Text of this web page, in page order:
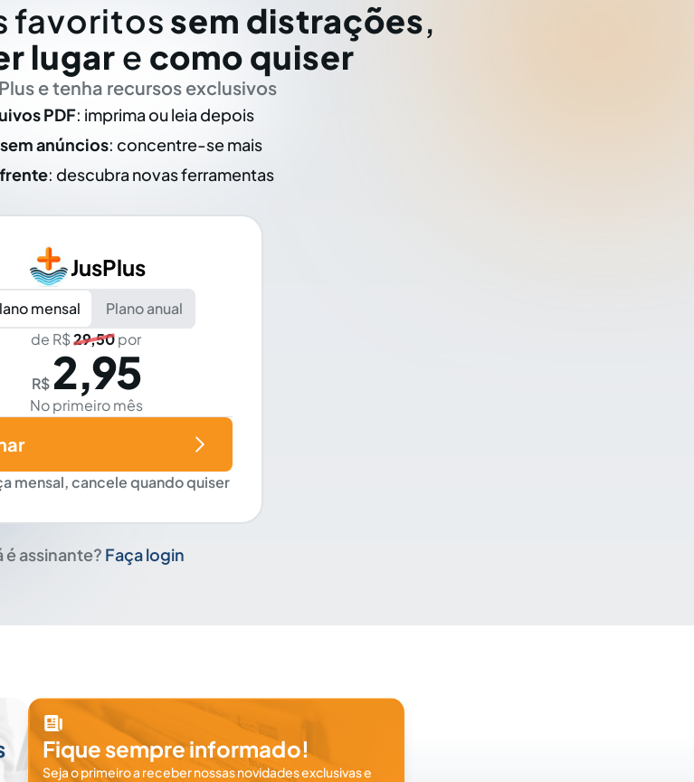
favoritos sem distrações,
lugar e como quiser
e tenha recursos exclusivos
PDF: imprima ou leia depois
sem anúncios: concentre-se mais
: descubra novas ferramentas
JusPlus
mensal
Plano anual
de R$29,50por
R$ 2,95
No primeiro mês
mensal, cancele quando quiser
é assinante? Faça login
Fique sempre informado!
Seja o primeiro a receber nossas novidades exclusivas e